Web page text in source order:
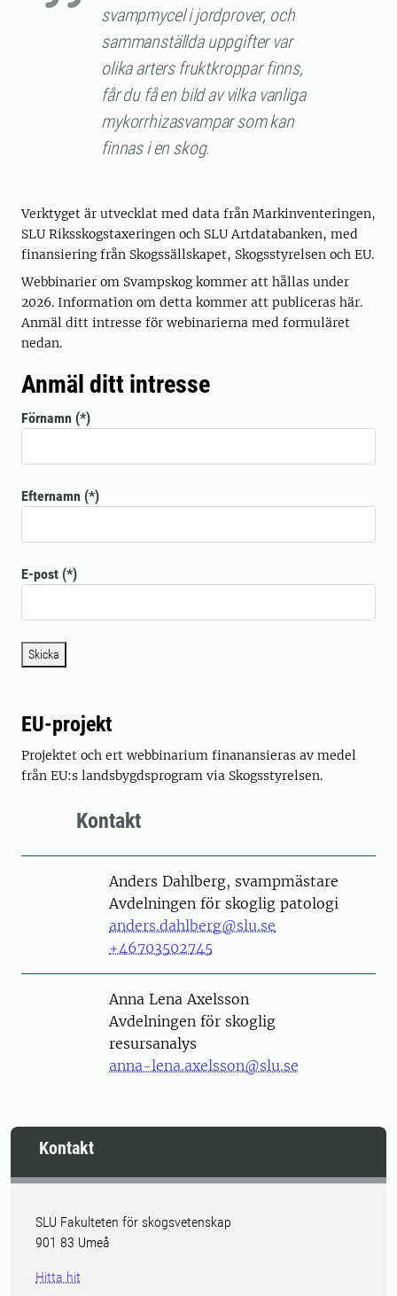
svampmycel i jordprover, och
sammanställda uppgifter var
olika arters fruktkroppar finns,
får du få en bild av vilka vanliga
mykorrhizasvampar som kan
finnas i en skog.
Verktyget är utvecklat med data från Markinventeringen,
SLU Riksskogstaxeringen och SLU Artdatabanken, med
finansiering från Skogssällskapet, Skogsstyrelsen och EU.
Webbinarier om Svampskog kommer att hållas under
2026. Information om detta kommer att publiceras här.
Anmäl ditt intresse för webinarierna med formuläret
nedan.
Anmäl ditt intresse
Förnamn
Efternamn
E-post
Skicka
EU-projekt
Projektet och ert webbinarium finanansieras av medel
från EU:s landsbygdsprogram via Skogsstyrelsen.
Kontakt
PersonAnders Dahlberg, svampmästare
Avdelningen för skoglig patologi
anders.dahlberg@slu.se
+46703502745
PersonAnna Lena Axelsson
Avdelningen för skoglig
resursanalys
anna-lena.axelsson@slu.se
Kontakt
SLU Fakulteten för skogsvetenskap
901 83 Umeå
Hitta hit